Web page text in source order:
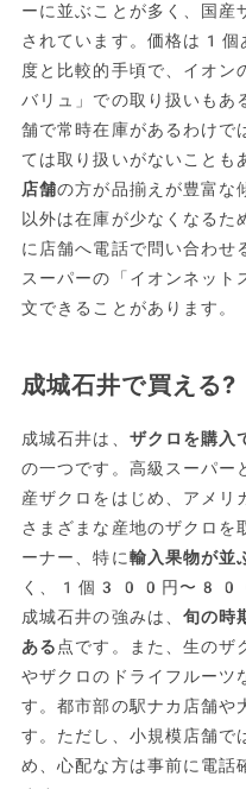
ーに並ぶことが多く、国産
されています。価格
度と比較的手頃で、イオ
バリュ」での取り扱いもあ
舗で常時在庫があるわけで
ては取り扱いがないことも
店舗の方が品揃えが豊富な
以外は在庫が少なくなるた
に店舗へ電話で問い合わせ
スーパーの「イオンネット
文できることがあります。
成城石井で買える?
成城石井は、 ザクロを購入
の一つです。高級スーパー
産ザクロをはじめ、アメリ
さまざまな産地のザクロを
ーナー、特に輸入果物が並
く、1個300円〜800円
成城石井の強みは、旬の時
ある 点です。また、生のザ
やザクロのドライフルーツ
す。都市部の駅ナカ店舗や
す。ただし、小規模店舗で
め、心配な方は事前に電話